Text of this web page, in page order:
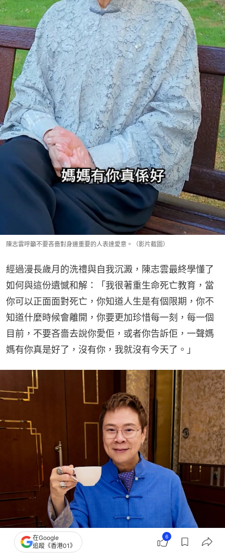
陳志雲呼籲不要吝嗇對身邊重要的人表達愛意。（影片截圖）
經過漫長歲月的洗禮與自我沉澱，陳志雲最終學懂了
如何與這份遺憾和解：「我很著重生命死亡教育，當
你可以正面面對死亡，你知道人生是有個限期，你不
知道什麼時候會離開，你要更加珍惜每一刻，每一個
目前，不要吝嗇去說你愛佢，或者你告訴佢，一聲媽
媽有你真是好了，沒有你，我就沒有今天了。」
在Google
追蹤《香港01》
6